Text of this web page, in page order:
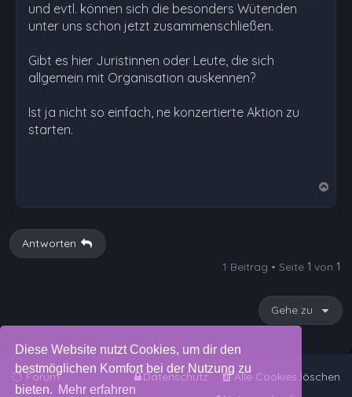
Diese Website nutzt Cookies, um dir den
bestmöglichen Komfort bei der Nutzung zu
bieten. Mehr erfahren
und evtl. können sich die besonders Wütenden
unter uns schon jetzt zusammenschließen.
Gibt es hier Juristinnen oder Leute, die sich
allgemein mit Organisation auskennen?
Ist ja nicht so einfach, ne konzertierte Aktion zu
starten.
b
Antworten
1 Beitrag • Seite 1 von 1
Gehe zu
Forum Alle Cookies löschen
Datenschutz